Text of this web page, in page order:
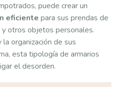
puede crear un
eficiente para sus prendas de
y otros objetos personales.
organización de sus
esta tipología de armarios
el desorden.